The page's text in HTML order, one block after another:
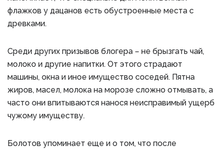
флажков у дацанов есть обустроенные места с
древками.
Среди других призывов блогера – не брызгать чай,
молоко и другие напитки. От этого страдают
машины, окна и иное имущество соседей. Пятна
жиров, масел, молока на морозе сложно отмывать, а
часто они впитываются нанося неисправимый ущерб
чужому имуществу.
Болотов упоминает еще и о том, что после